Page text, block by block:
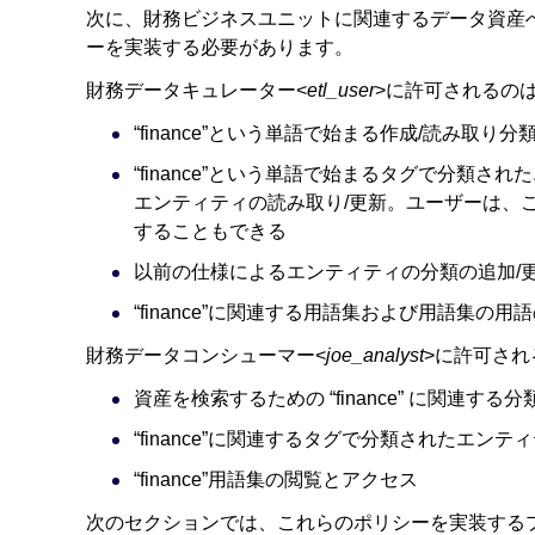
次に、財務ビジネスユニットに関連するデータ資
ーを実装する必要があります。
財務データキュレーター<etl_user>に許可されるの
“finance”という単語で始まる作成/読み取り分
“finance”という単語で始まるタグで分類され
エンティティの読み取り/更新。ユーザーは、
することもできる
以前の仕様によるエンティティの分類の追加/
“finance”に関連する用語集および用語集の用
財務データコンシューマー<joe_analyst>に許可さ
資産を検索するための “finance” に関連する分
“finance”に関連するタグで分類されたエンテ
“finance”用語集の閲覧とアクセス
次のセクションでは、これらのポリシーを実装す